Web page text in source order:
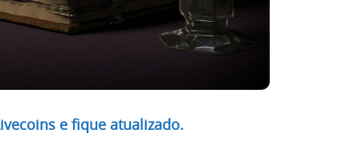
e fique atualizado.